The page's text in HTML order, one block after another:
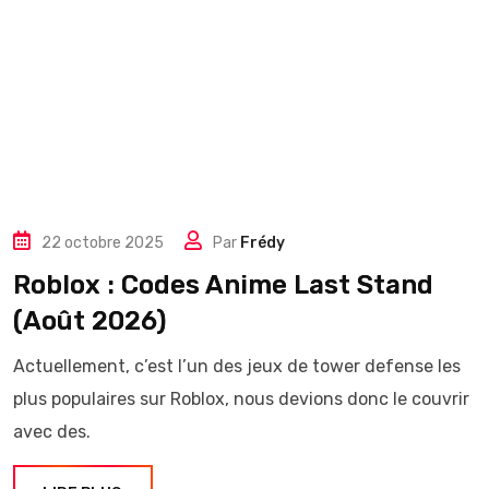
22 octobre 2025 Par Frédy
Roblox : Codes Anime Last Stand
(Août 2026)
Actuellement, c’est l’un des jeux de tower defense les
plus populaires sur Roblox, nous devions donc le couvrir
avec des.